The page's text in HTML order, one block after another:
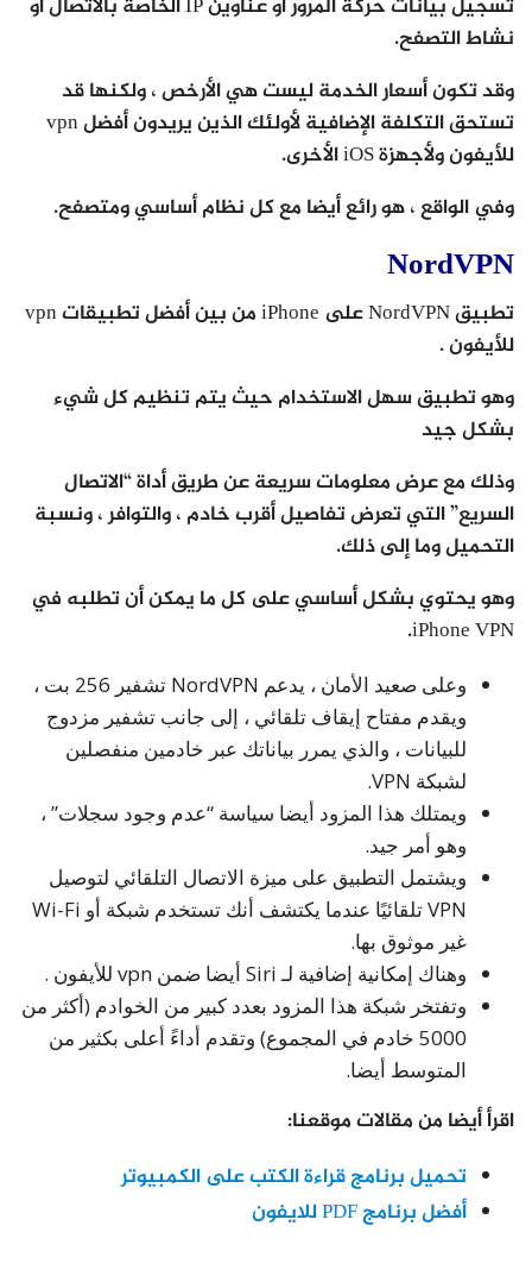
تسجيل بيانات حركة المرور أو عناوين IP الخاصة بالاتصال أو
نشاط التصفح.
وقد تكون أسعار الخدمة ليست هي الأرخص ، ولكنها قد
تستحق التكلفة الإضافية لأولئك الذين يريدون أفضل vpn
للأيفون ولأجهزة iOS الأخرى.
وفي الواقع ، هو رائع أيضا مع كل نظام أساسي ومتصفح.
NordVPN
تطبيق NordVPN على iPhone من بين أفضل تطبيقات vpn
للأيفون .
وهو تطبيق سهل الاستخدام حيث يتم تنظيم كل شيء
بشكل جيد
وذلك مع عرض معلومات سريعة عن طريق أداة “الاتصال
السريع” التي تعرض تفاصيل أقرب خادم ، والتوافر ، ونسبة
التحميل وما إلى ذلك.
وهو يحتوي بشكل أساسي على كل ما يمكن أن تطلبه في
iPhone VPN.
وعلى صعيد الأمان ، يدعم NordVPN تشفير 256 بت ،
ويقدم مفتاح إيقاف تلقائي ، إلى جانب تشفير مزدوج
للبيانات ، والذي يمرر بياناتك عبر خادمين منفصلين
لشبكة VPN.
ويمتلك هذا المزود أيضا سياسة “عدم وجود سجلات” ،
وهو أمر جيد.
ويشتمل التطبيق على ميزة الاتصال التلقائي لتوصيل
VPN تلقائيًا عندما يكتشف أنك تستخدم شبكة أو Wi-Fi
غير موثوق بها.
وهناك إمكانية إضافية لـ Siri أيضا ضمن vpn للأيفون .
وتفتخر شبكة هذا المزود بعدد كبير من الخوادم (أكثر من
5000 خادم في المجموع) وتقدم أداءً أعلى بكثير من
المتوسط ​​أيضا.
اقرأ أيضا من مقالات موقعنا:
تحميل برنامج قراءة الكتب على الكمبيوتر
أفضل برنامج PDF للايفون